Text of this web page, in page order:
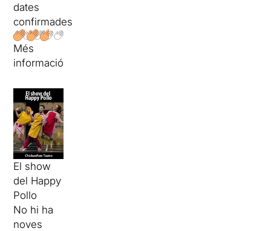
dates
confirmades
Més
informació
El show
del Happy
Pollo
No hi ha
noves